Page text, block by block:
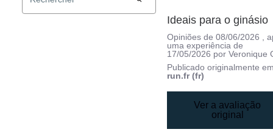
Ideais para o ginásio
Opiniões de08/06/2026 ,
uma experiência de
17/05/2026 porVeronique
Publicado originalmente
run.fr (fr)
Ver a avaliação
original